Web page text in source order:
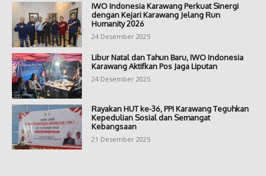
IWO Indonesia Karawang Perkuat Sinergi
dengan Kejari Karawang Jelang Run
Humanity 2026
24 Desember 2025
Libur Natal dan Tahun Baru, IWO Indonesia
Karawang Aktifkan Pos Jaga Liputan
24 Desember 2025
Rayakan HUT ke-36, PPI Karawang Teguhkan
Kepedulian Sosial dan Semangat
Kebangsaan
21 Desember 2025